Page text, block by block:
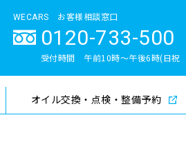
検索
WECARS お客様相談窓口
0120-733-500
受付時間 午前10時〜午後6時(日祝
オイル交換・点検・整備予約